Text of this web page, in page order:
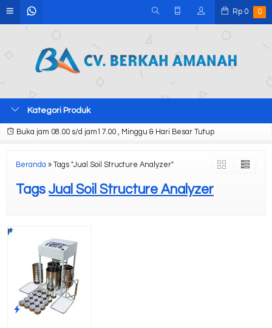
Rp 0 0
Kategori Produk
Buka jam 08.00 s/d jam17.00 , Minggu & Hari Besar Tutup
Beranda » Tags "Jual Soil Structure Analyzer"
Tags Jual Soil Structure Analyzer